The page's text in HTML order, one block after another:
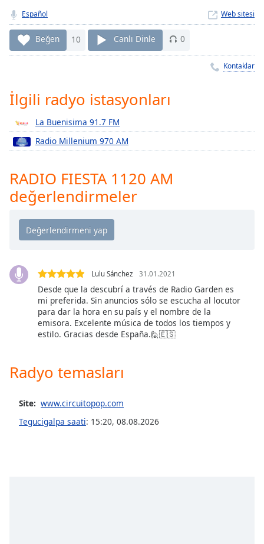
Remaining
Time-
Rate
Chapters
descriptions
off,
selected
Subtitles
settings ,
opens
subtitles
settings
dialog
subtitles
Audio
in-
Español Web sitesi
Beğen 10 Canlı Dinle 0
Kontaklar
İlgili radyo istasyonları
La Buenisima 91.7 FM
Radio Millenium 970 AM
RADIO FIESTA 1120 AM
değerlendirmeler
Lulu Sánchez 31.01.2021
Desde que la descubrí a través de Radio Garden es
mi preferida. Sin anuncios sólo se escucha al locutor
para dar la hora en su país y el nombre de la
emisora. Excelente música de todos los tiempos y
estilo. Gracias desde España.🙋🇪🇸
Radyo temasları
Site: www.circuitopop.com
Tegucigalpa saati: 15:20, 08.08.2026